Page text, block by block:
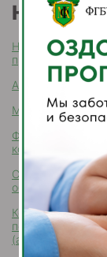
Нормативные
противодействия
Методические
Формы
коррупции, для
Сведения о
обязательствах
Комиссия по
поведению и
(аттестационная